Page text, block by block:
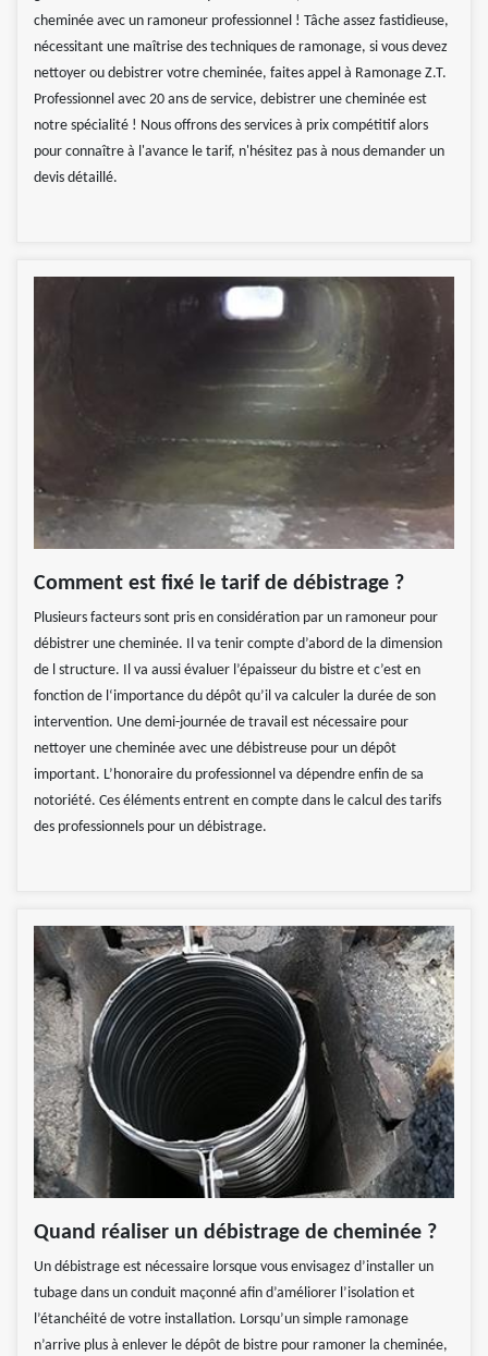
cheminée avec un ramoneur professionnel ! Tâche assez fastidieuse,
nécessitant une maîtrise des techniques de ramonage, si vous devez
nettoyer ou debistrer votre cheminée, faites appel à Ramonage Z.T.
Professionnel avec 20 ans de service, debistrer une cheminée est
notre spécialité ! Nous offrons des services à prix compétitif alors
pour connaître à l'avance le tarif, n'hésitez pas à nous demander un
devis détaillé.
Comment est fixé le tarif de débistrage ?
Plusieurs facteurs sont pris en considération par un ramoneur pour
débistrer une cheminée. Il va tenir compte d’abord de la dimension
de l structure. Il va aussi évaluer l’épaisseur du bistre et c’est en
fonction de l‘importance du dépôt qu’il va calculer la durée de son
intervention. Une demi-journée de travail est nécessaire pour
nettoyer une cheminée avec une débistreuse pour un dépôt
important. L’honoraire du professionnel va dépendre enfin de sa
notoriété. Ces éléments entrent en compte dans le calcul des tarifs
des professionnels pour un débistrage.
Quand réaliser un débistrage de cheminée ?
Un débistrage est nécessaire lorsque vous envisagez d’installer un
tubage dans un conduit maçonné afin d’améliorer l’isolation et
l’étanchéité de votre installation. Lorsqu’un simple ramonage
n’arrive plus à enlever le dépôt de bistre pour ramoner la cheminée,